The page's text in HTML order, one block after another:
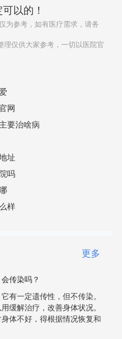
以的！
为参考，如有医疗需求，请务
理仅供大家参考，一切以医院官
网
要治啥病
址
吗
样
更多
传染吗？
有一定遗传性，但不传染。
缓解治疗，改善身体状况。
体不好，得根据情况恢复和